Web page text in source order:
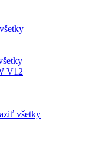
všetky